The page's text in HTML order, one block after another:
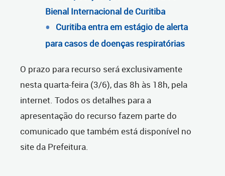
Bienal Internacional de Curitiba
Curitiba entra em estágio de alerta
para casos de doenças respiratórias
O prazo para recurso será exclusivamente
nesta quarta-feira (3/6), das 8h às 18h, pela
internet. Todos os detalhes para a
apresentação do recurso fazem parte do
comunicado que também está disponível no
site da Prefeitura.